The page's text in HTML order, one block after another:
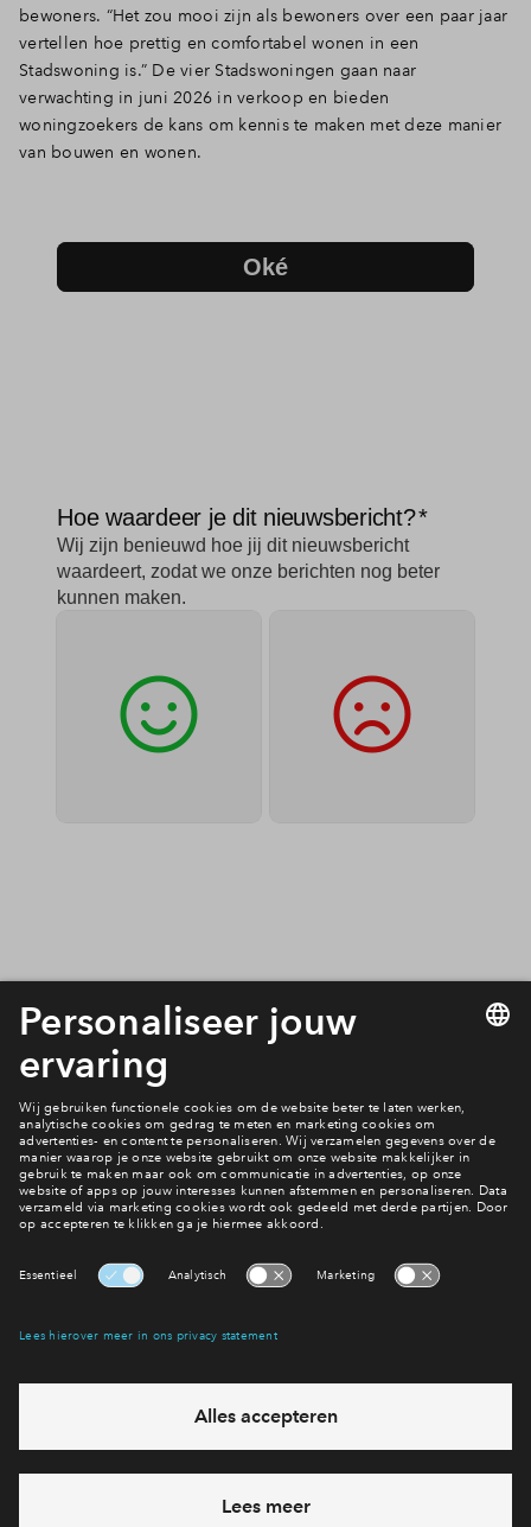
bewoners. “Het zou mooi zijn als bewoners over een paar jaar
vertellen hoe prettig en comfortabel wonen in een
Stadswoning is.” De vier Stadswoningen gaan naar
verwachting in juni 2026 in verkoop en bieden
woningzoekers de kans om kennis te maken met deze manier
van bouwen en wonen.
Bekijk het woningaanbod
Hiermee blijf je op de hoogte van het belangrijkste nieuws en